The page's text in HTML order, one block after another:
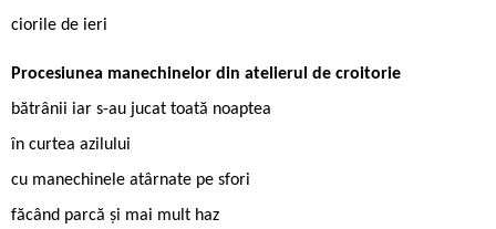
ciorile de ieri
Procesiunea manechinelor din atelierul de croitorie
bătrânii iar s-au jucat toată noaptea
în curtea azilului
cu manechinele atârnate pe sfori
făcând parcă și mai mult haz